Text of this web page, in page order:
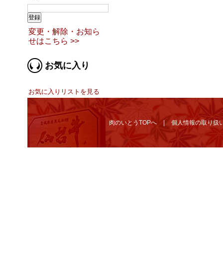
変更・解除・お知ら
せはこちら >>
お気に入り
お気に入りリストを見る
肉のいとうTOPへ 個人情報の取り扱